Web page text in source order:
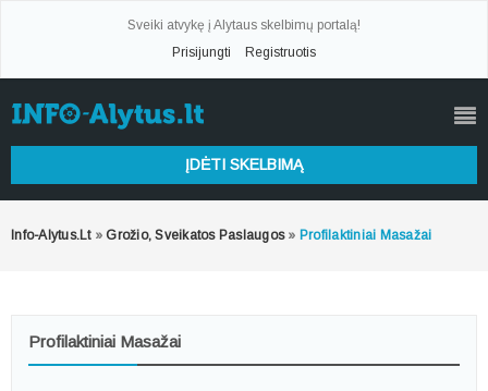
Sveiki atvykę į Alytaus skelbimų portalą!
Prisijungti
Registruotis
ĮDĖTI SKELBIMĄ
Info-Alytus.lt » Grožio, Sveikatos Paslaugos » Profilaktiniai Masažai
Profilaktiniai Masažai